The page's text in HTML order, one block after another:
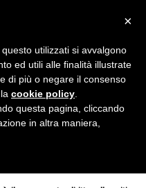
visualizzare
×
utilizzati si avvalgono
ed utili alle finalità illustrate
di più o negare il consenso
cookie policy
questa pagina, cliccando
in altra maniera,